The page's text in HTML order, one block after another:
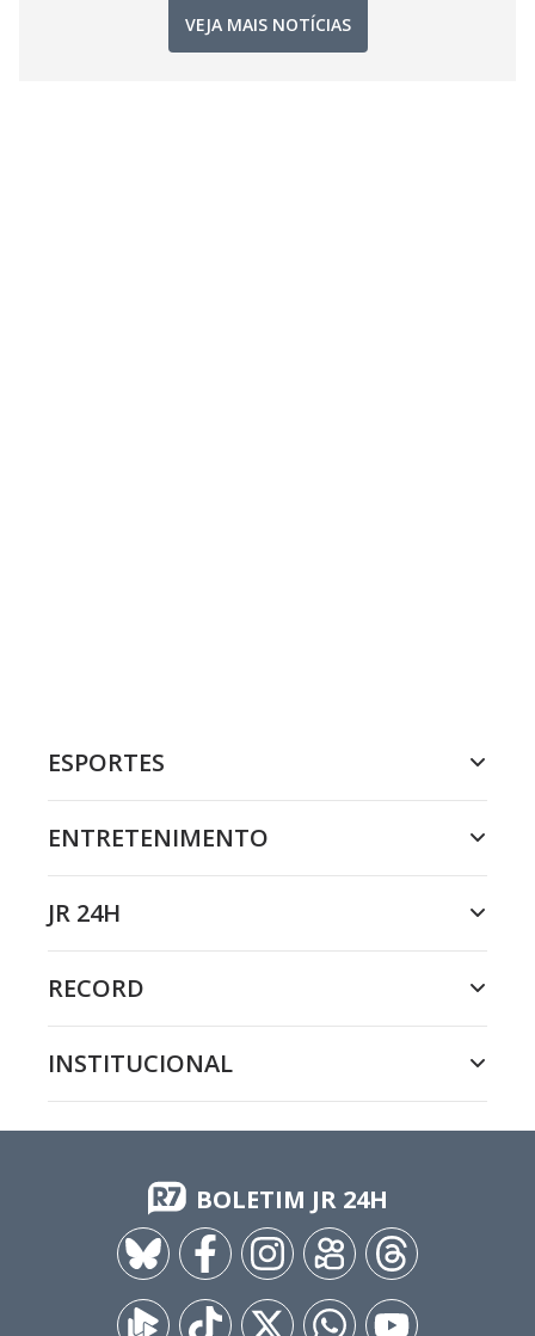
VEJA MAIS NOTÍCIAS
ESPORTES
ENTRETENIMENTO
JR 24H
RECORD
INSTITUCIONAL
BOLETIM JR 24H